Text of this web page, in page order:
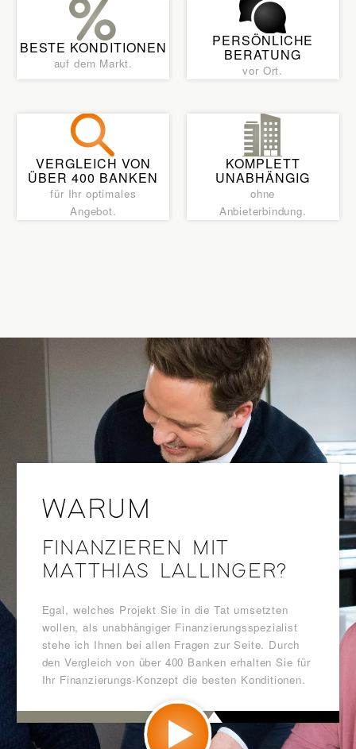
BESTE KONDITIONEN
auf dem Markt.
PERSÖNLICHE
BERATUNG
vor Ort.
VERGLEICH VON
ÜBER 400 BANKEN
für Ihr optimales
Angebot.
KOMPLETT
UNABHÄNGIG
ohne
Anbieterbindung.
WARUM
FINANZIEREN MIT
MATTHIAS LALLINGER?
Egal, welches Projekt Sie in die Tat umsetzten
wollen, als unabhängiger Finanzierungsspezialist
stehe ich Ihnen bei allen Fragen zur Seite. Durch
den Vergleich von über 400 Banken erhalten Sie für
Ihr Finanzierungs-Konzept die besten Konditionen.